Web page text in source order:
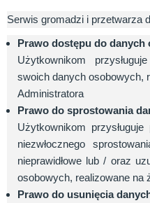
Serwis gromadzi i przetwarza
Prawo dostępu do danych
Użytkownikom
swoich danych osobowych,
Administratora
Prawo do sprostowania
Użytkownikom
niezwłocznego
nieprawidłowe lub / oraz
osobowych, realizowane na
Prawo do usunięcia